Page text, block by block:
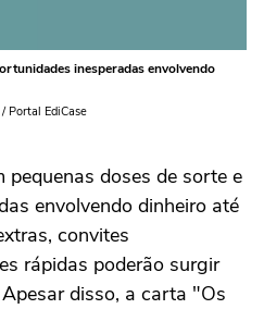
inesperadas envolvendo
Portal EdiCase
pequenas doses de sorte e
envolvendo dinheiro até
convites
rápidas poderão surgir
disso, a carta "Os